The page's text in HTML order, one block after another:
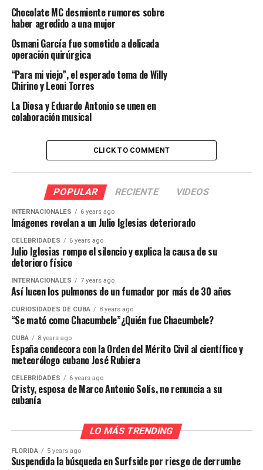
Chocolate MC desmiente rumores sobre
haber agredido a una mujer
Osmani García fue sometido a delicada
operación quirúrgica
“Para mi viejo”, el esperado tema de Willy
Chirino y Leoni Torres
La Diosa y Eduardo Antonio se unen en
colaboración musical
CLICK TO COMMENT
POPULAR RECIENTE VIDEOS
INTERNACIONALES 6 years ago
Imágenes revelan a un Julio Iglesias deteriorado
CELEBRIDADES 6 years ago
Julio Iglesias rompe el silencio y explica la causa de su
deterioro físico
INTERNACIONALES 7 years ago
Así lucen los pulmones de un fumador por más de 30 años
CURIOSIDADES DE CUBA 8 years ago
“Se mató como Chacumbele”¿Quién fue Chacumbele?
CUBA 8 years ago
España condecora con la Orden del Mérito Civil al científico y
meteorólogo cubano José Rubiera
CELEBRIDADES 6 years ago
Cristy, esposa de Marco Antonio Solís, no renuncia a su
cubanía
LO MÁS TRENDING
FLORIDA 5 years ago
Suspendida la búsqueda en Surfside por riesgo de derrumbe